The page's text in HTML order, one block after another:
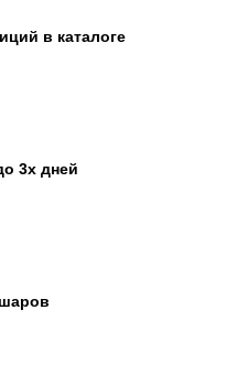
в каталоге
3х дней